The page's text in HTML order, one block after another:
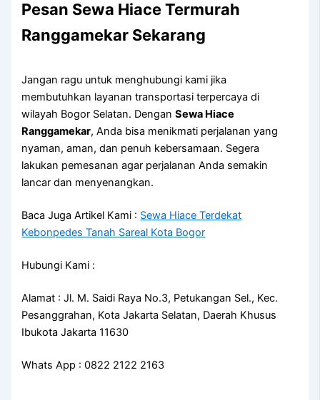
Pesan Sewa Hiace Termurah
Ranggamekar Sekarang
Jangan ragu untuk menghubungi kami jika
membutuhkan layanan transportasi terpercaya di
wilayah Bogor Selatan. DenganSewa Hiace
Ranggamekar, Anda bisa menikmati perjalanan yang
nyaman, aman, dan penuh kebersamaan. Segera
lakukan pemesanan agar perjalanan Anda semakin
lancar dan menyenangkan.
Baca Juga Artikel Kami : Sewa Hiace Terdekat
Kebonpedes Tanah Sareal Kota Bogor
Hubungi Kami :
Alamat : Jl. M. Saidi Raya No.3, Petukangan Sel., Kec.
Pesanggrahan, Kota Jakarta Selatan, Daerah Khusus
Ibukota Jakarta 11630
Whats App : 0822 2122 2163